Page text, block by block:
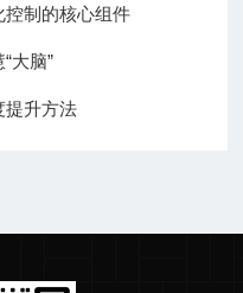
控制的核心组件
大脑”
提升方法